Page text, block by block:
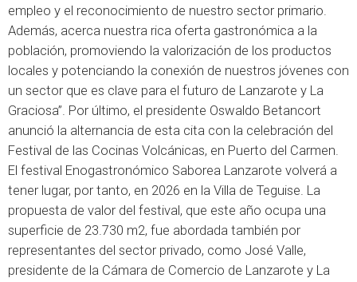
empleo y el reconocimiento de nuestro sector primario.
Además, acerca nuestra rica oferta gastronómica a la
población, promoviendo la valorización de los productos
locales y potenciando la conexión de nuestros jóvenes con
un sector que es clave para el futuro de Lanzarote y La
Graciosa”. Por último, el presidente Oswaldo Betancort
anunció la alternancia de esta cita con la celebración del
Festival de las Cocinas Volcánicas, en Puerto del Carmen.
El festival Enogastronómico Saborea Lanzarote volverá a
tener lugar, por tanto, en 2026 en la Villa de Teguise. La
propuesta de valor del festival, que este año ocupa una
superficie de 23.730 m2, fue abordada también por
representantes del sector privado, como José Valle,
presidente de la Cámara de Comercio de Lanzarote y La